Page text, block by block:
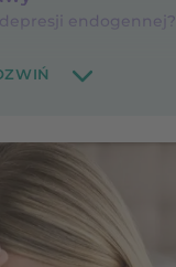
endogennej?